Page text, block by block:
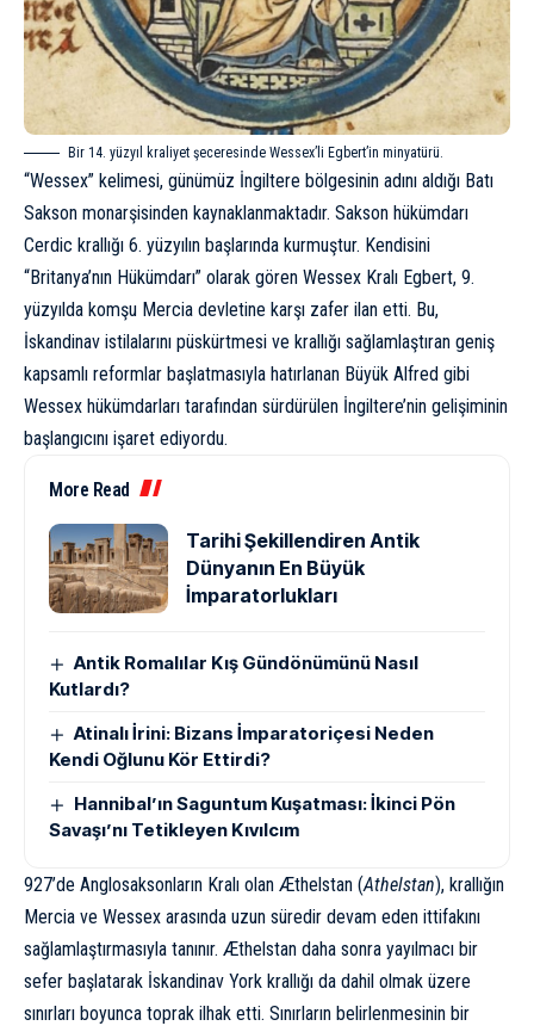
Bir 14. yüzyıl kraliyet şeceresinde Wessex’li Egbert’in minyatürü.
“Wessex” kelimesi, günümüz İngiltere bölgesinin adını aldığı Batı
Sakson monarşisinden kaynaklanmaktadır. Sakson hükümdarı
Cerdic krallığı 6. yüzyılın başlarında kurmuştur. Kendisini
“Britanya’nın Hükümdarı” olarak gören Wessex Kralı Egbert, 9.
yüzyılda komşu Mercia devletine karşı zafer ilan etti. Bu,
İskandinav istilalarını püskürtmesi ve krallığı sağlamlaştıran geniş
kapsamlı reformlar başlatmasıyla hatırlanan Büyük Alfred gibi
Wessex hükümdarları tarafından sürdürülen İngiltere’nin gelişiminin
başlangıcını işaret ediyordu.
More Read
Tarihi Şekillendiren Antik
Dünyanın En Büyük
İmparatorlukları
Antik Romalılar Kış Gündönümünü Nasıl
Kutlardı?
Atinalı İrini: Bizans İmparatoriçesi Neden
Kendi Oğlunu Kör Ettirdi?
Hannibal’ın Saguntum Kuşatması: İkinci Pön
Savaşı’nı Tetikleyen Kıvılcım
927’de Anglosaksonların Kralı olan Æthelstan (Athelstan), krallığın
Mercia ve Wessex arasında uzun süredir devam eden ittifakını
sağlamlaştırmasıyla tanınır. Æthelstan daha sonra yayılmacı bir
sefer başlatarak İskandinav York krallığı da dahil olmak üzere
sınırları boyunca toprak ilhak etti. Sınırların belirlenmesinin bir